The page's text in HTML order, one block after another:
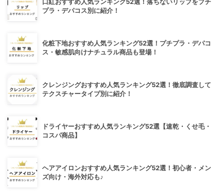
口紅おすすめ人気ランキング52選！落ちないリップをプチ
プラ・デパコス別に紹介！
化粧下地おすすめ人気ランキング52選！プチプラ・デパコ
ス・敏感肌向けナチュラル商品も登場！
クレンジングおすすめ人気ランキング52選！徹底調査して
テクスチャータイプ別に紹介！
ドライヤーおすすめ人気ランキング52選【速乾・くせ毛・
コスパ商品】
ヘアアイロンおすすめ人気ランキング52選！初心者・メン
ズ向け・海外対応も♪